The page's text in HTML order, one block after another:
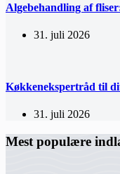
Algebehandling af
31. juli 2026
Køkkenekspertråd til
31. juli 2026
Mest populære